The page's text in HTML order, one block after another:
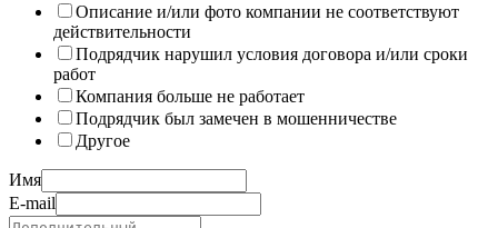
Описание и/или фото компании не соответствуют
действительности
Подрядчик нарушил условия договора и/или сроки
работ
Компания больше не работает
Подрядчик был замечен в мошенничестве
Другое
Имя
E-mail